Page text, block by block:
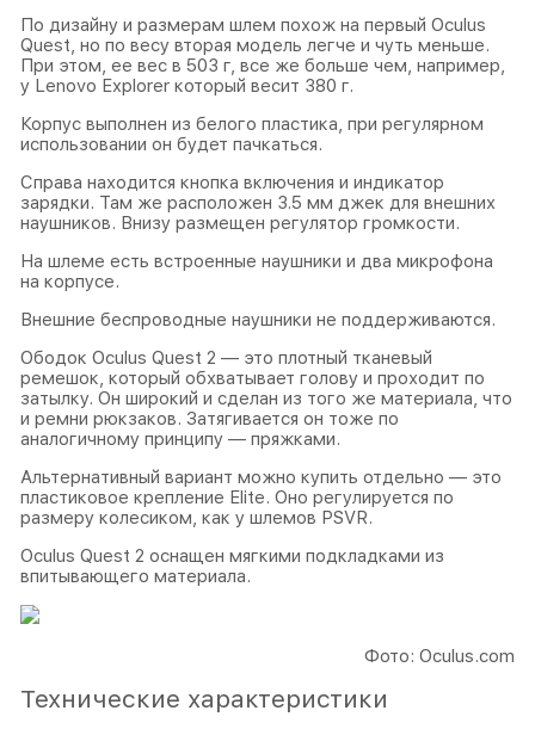
По дизайну и размерам шлем похож на первый Oculus
Quest, но по весу вторая модель легче и чуть меньше.
При этом, ее вес в 503 г, все же больше чем, например,
у Lenovo Explorer который весит 380 г.
Корпус выполнен из белого пластика, при регулярном
использовании он будет пачкаться.
Справа находится кнопка включения и индикатор
зарядки. Там же расположен 3.5 мм джек для внешних
наушников. Внизу размещен регулятор громкости.
На шлеме есть встроенные наушники и два микрофона
на корпусе.
Внешние беспроводные наушники не поддерживаются.
Ободок Oculus Quest 2 — это плотный тканевый
ремешок, который обхватывает голову и проходит по
затылку. Он широкий и сделан из того же материала, что
и ремни рюкзаков. Затягивается он тоже по
аналогичному принципу — пряжками.
Альтернативный вариант можно купить отдельно — это
пластиковое крепление Elite. Оно регулируется по
размеру колесиком, как у шлемов PSVR.
Oculus Quest 2 оснащен мягкими подкладками из
впитывающего материала.
Фото: Oculus.com
Технические характеристики